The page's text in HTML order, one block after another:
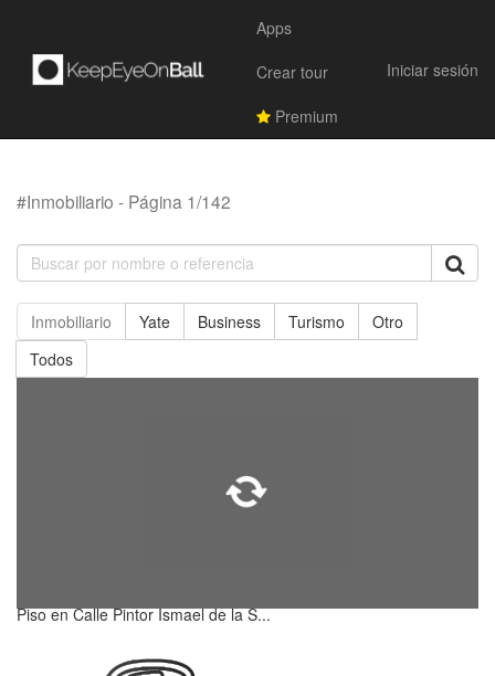
Apps
Crear tour
Premium
Iniciar sesión
#Inmobiliario - Página 1/142
Inmobiliario Yate Business Turismo
Otro
Todos
Piso en Calle Pintor Ismael de la S...